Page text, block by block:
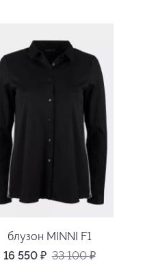
блузон MINNI F1
16 550 ₽ 33 100₽